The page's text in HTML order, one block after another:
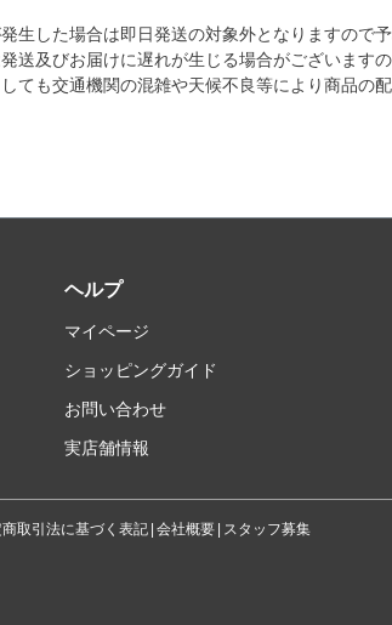
生した場合は即日発送の対象外となりますので
送及びお届けに遅れが生じる場合がございます
ても交通機関の混雑や天候不良等により商品の
ヘルプ
マイページ
ショッピングガイド
お問い合わせ
実店舗情報
取引法に基づく表記 会社概要 スタッフ募集